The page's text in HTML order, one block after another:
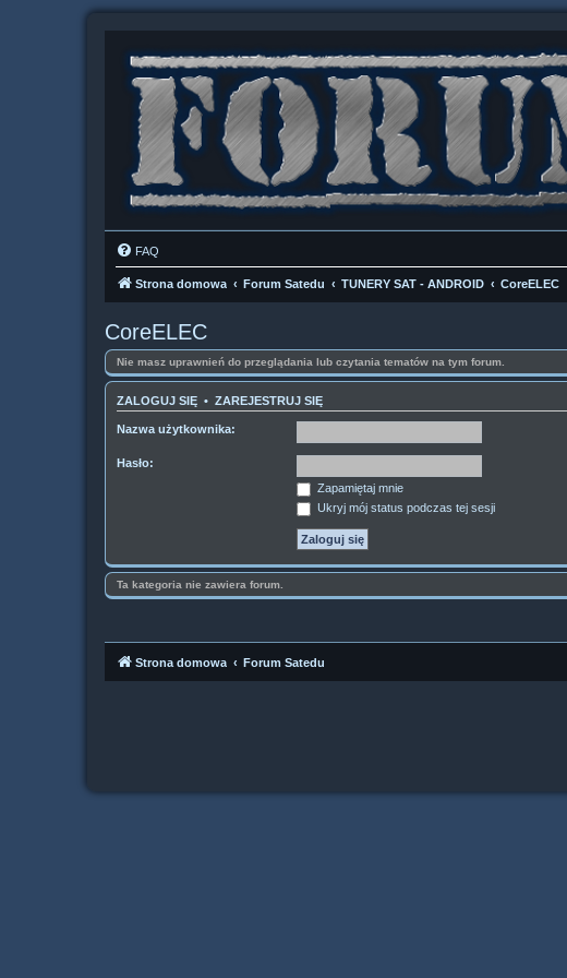
FAQ
Strona domowa Forum Satedu TUNERY SAT - ANDROID CoreELEC
CoreELEC
Nie masz uprawnień do przeglądania lub czytania tematów na tym forum.
ZALOGUJ SIĘ • ZAREJESTRUJ SIĘ
Nazwa użytkownika:
Hasło:
Zapamiętaj mnie
Ukryj mój status podczas tej sesji
Ta kategoria nie zawiera forum.
Strona domowa Forum Satedu